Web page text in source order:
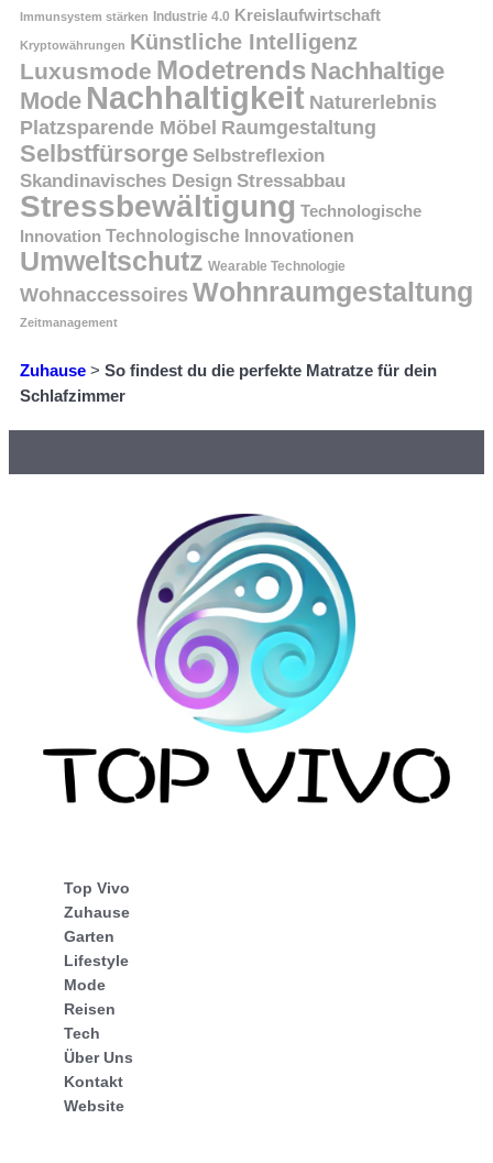
Immunsystem stärken Industrie 4.0 Kreislaufwirtschaft
Kryptowährungen Künstliche Intelligenz
Luxusmode Modetrends Nachhaltige
Mode Nachhaltigkeit Naturerlebnis
Platzsparende Möbel Raumgestaltung
Selbstfürsorge Selbstreflexion
Skandinavisches Design Stressabbau
Stressbewältigung Technologische
Innovation Technologische Innovationen
Umweltschutz Wearable Technologie
Wohnaccessoires Wohnraumgestaltung
Zeitmanagement
Zuhause > So findest du die perfekte Matratze für dein
Schlafzimmer
Top Vivo
Zuhause
Garten
Lifestyle
Mode
Reisen
Tech
Über Uns
Kontakt
Website